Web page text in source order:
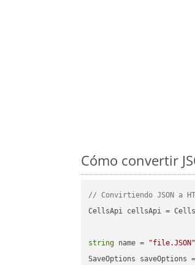
Cómo convertir
// Convirtiendo JSON a
CellsApi cellsApi =
string name = "file.JSON"
SaveOptions saveOptions